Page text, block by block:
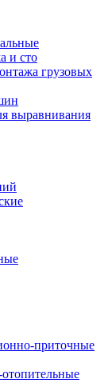
и сто
грузовых
выравнивания
приточные